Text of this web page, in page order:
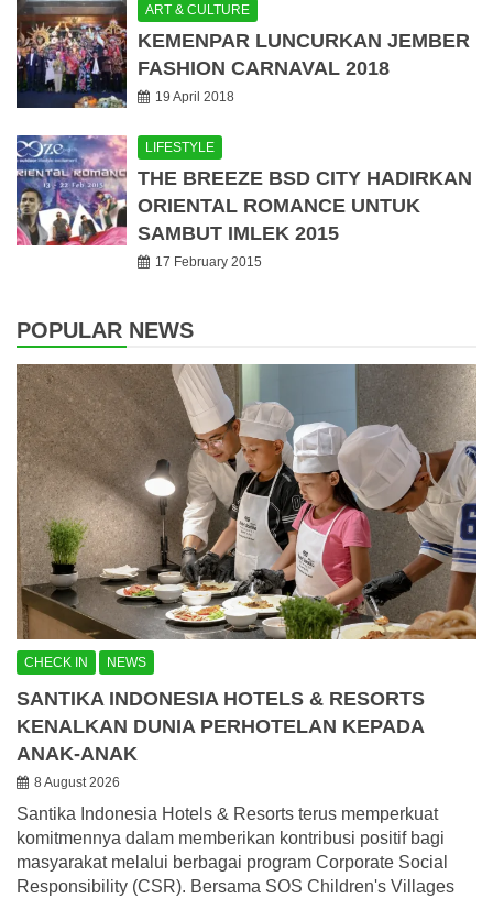
ART & CULTURE
KEMENPAR LUNCURKAN JEMBER
FASHION CARNAVAL 2018
19 April 2018
LIFESTYLE
THE BREEZE BSD CITY HADIRKAN
ORIENTAL ROMANCE UNTUK
SAMBUT IMLEK 2015
17 February 2015
POPULAR NEWS
CHECK IN NEWS
SANTIKA INDONESIA HOTELS & RESORTS
KENALKAN DUNIA PERHOTELAN KEPADA
ANAK-ANAK
8 August 2026
Santika Indonesia Hotels & Resorts terus memperkuat
komitmennya dalam memberikan kontribusi positif bagi
masyarakat melalui berbagai program Corporate Social
Responsibility (CSR). Bersama SOS Children's Villages